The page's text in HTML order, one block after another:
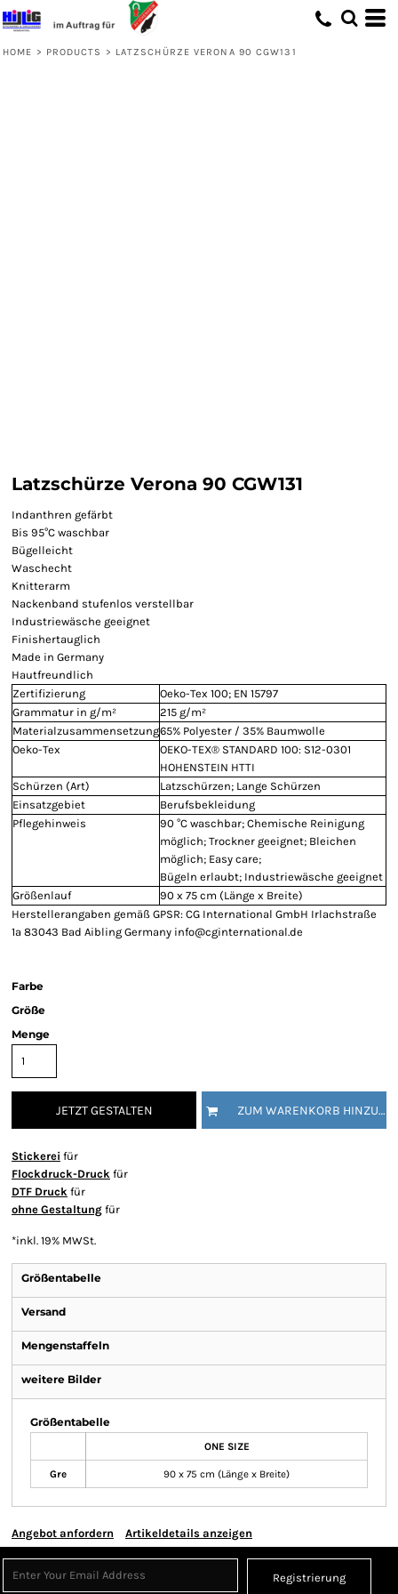
HOME > PRODUCTS > LATZSCHÜRZE VERONA 90 CGW131
Latzschürze Verona 90 CGW131
Indanthren gefärbt
Bis 95°C waschbar
Bügelleicht
Waschecht
Knitterarm
Nackenband stufenlos verstellbar
Industriewäsche geeignet
Finishertauglich
Made in Germany
Hautfreundlich
Zertifizierung
Oeko-Tex 100; EN 15797
Grammatur in g/m²
215 g/m²
Materialzusammensetzung65% Polyester / 35% Baumwolle
Oeko-Tex
OEKO-TEX® STANDARD 100: S12-0301
HOHENSTEIN HTTI
Schürzen (Art)
Latzschürzen; Lange Schürzen
Einsatzgebiet
Berufsbekleidung
Pflegehinweis
90 °C waschbar; Chemische Reinigung
möglich; Trockner geeignet; Bleichen
möglich; Easy care;
Bügeln erlaubt; Industriewäsche geeignet
Größenlauf
90 x 75 cm (Länge x Breite)
Herstellerangaben gemäß GPSR: CG International GmbH Irlachstraße
1a 83043 Bad Aibling Germany info@cginternational.de
Farbe
Größe
Menge
JETZT GESTALTEN ZUM WARENKORB HINZUFÜGEN
Stickerei für
Flockdruck-Druck für
DTF Druck für
ohne Gestaltung für
*inkl. 19% MWSt.
Größentabelle
Versand
Mengenstaffeln
weitere Bilder
Größentabelle
ONE SIZE
Gre 90 x 75 cm (Länge x Breite)
Angebot anfordern Artikeldetails anzeigen
Registrierung